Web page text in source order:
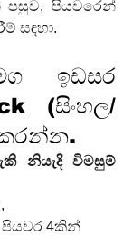
පසුව, පියවරෙන්
සඳහා.
ඉඩසර
(සිංහල/
කරන්න.
නියැදි විමසුම්
පියවර 4කින්